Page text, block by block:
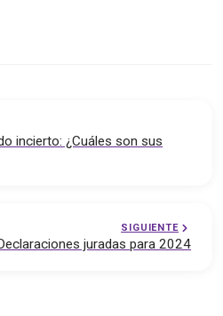
incierto: ¿Cuáles son sus
SIGUIENTE
juradas para 2024